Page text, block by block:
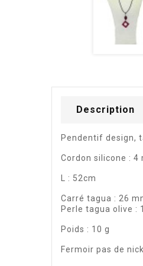
Description
Pendentif design,
Cordon silicone : 4
L : 52cm
Carré tagua : 26
Perle tagua olive :
Poids : 10 g
Fermoir pas de